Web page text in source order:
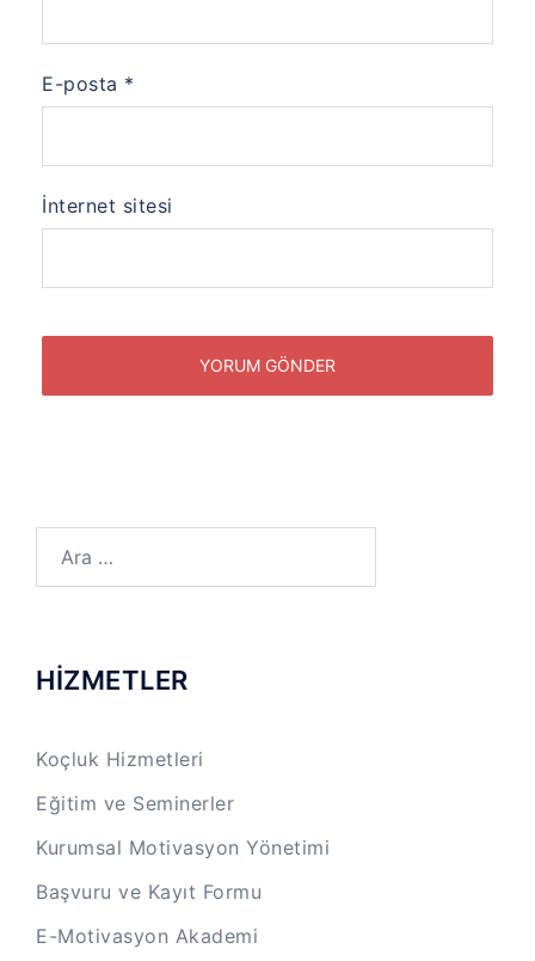
E-posta *
İnternet sitesi
HİZMETLER
Koçluk Hizmetleri
Eğitim ve Seminerler
Kurumsal Motivasyon Yönetimi
Başvuru ve Kayıt Formu
E-Motivasyon Akademi